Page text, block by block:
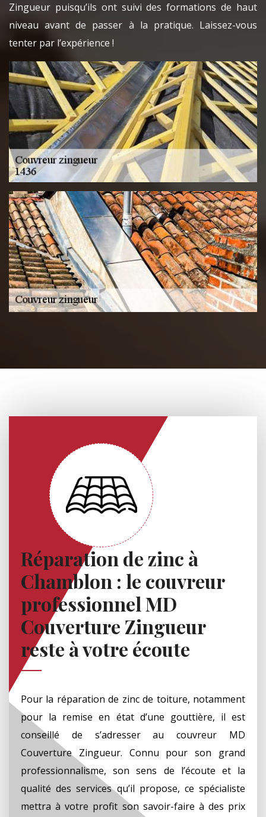
Zingueur puisqu’ils ont suivi des formations de haut
niveau avant de passer à la pratique. Laissez-vous
tenter par l’expérience !
Réparation de zinc à
Chamblon : le couvreur
professionnel MD
Couverture Zingueur
reste à votre écoute
Pour la réparation de zinc de toiture, notamment
pour la remise en état d’une gouttière, il est
conseillé de s’adresser au couvreur MD
Couverture Zingueur. Connu pour son grand
professionnalisme, son sens de l’écoute et la
qualité des services qu’il propose, ce spécialiste
mettra à votre profit son savoir-faire à des prix